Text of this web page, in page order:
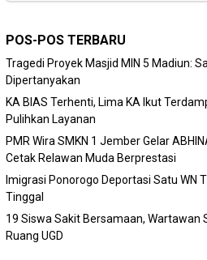
POS-POS TERBARU
Tragedi Proyek Masjid MIN 5 Madiun:
Dipertanyakan
KA BIAS Terhenti, Lima KA Ikut
Pulihkan Layanan
PMR Wira SMKN 1 Jember Gelar
Cetak Relawan Muda Berprestasi
Imigrasi Ponorogo Deportasi Satu WN
Tinggal
19 Siswa Sakit Bersamaan, Wartawan
Ruang UGD